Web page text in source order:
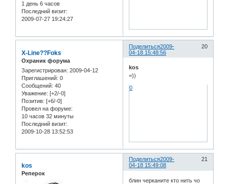
1 день 6 часов
Последний визит:
2009-07-27 19:24:27
Поделиться 20
2009-
04-18 15:48:56
X-Line??Foks
Охраник форума
Зарегистрирован: 2009-04-12
Приглашений: 0
Сообщений: 40
Уважение: [+2/-0]
Позитив: [+6/-0]
Провел на форуме:
10 часов 32 минуты
Последний визит:
2009-10-28 13:52:53
kos
=))
0
Поделиться 21
2009-
04-18 15:49:08
kos
Реперок
блин черканите кто нить чо